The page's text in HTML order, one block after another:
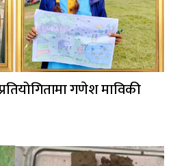
गणेश माविकी